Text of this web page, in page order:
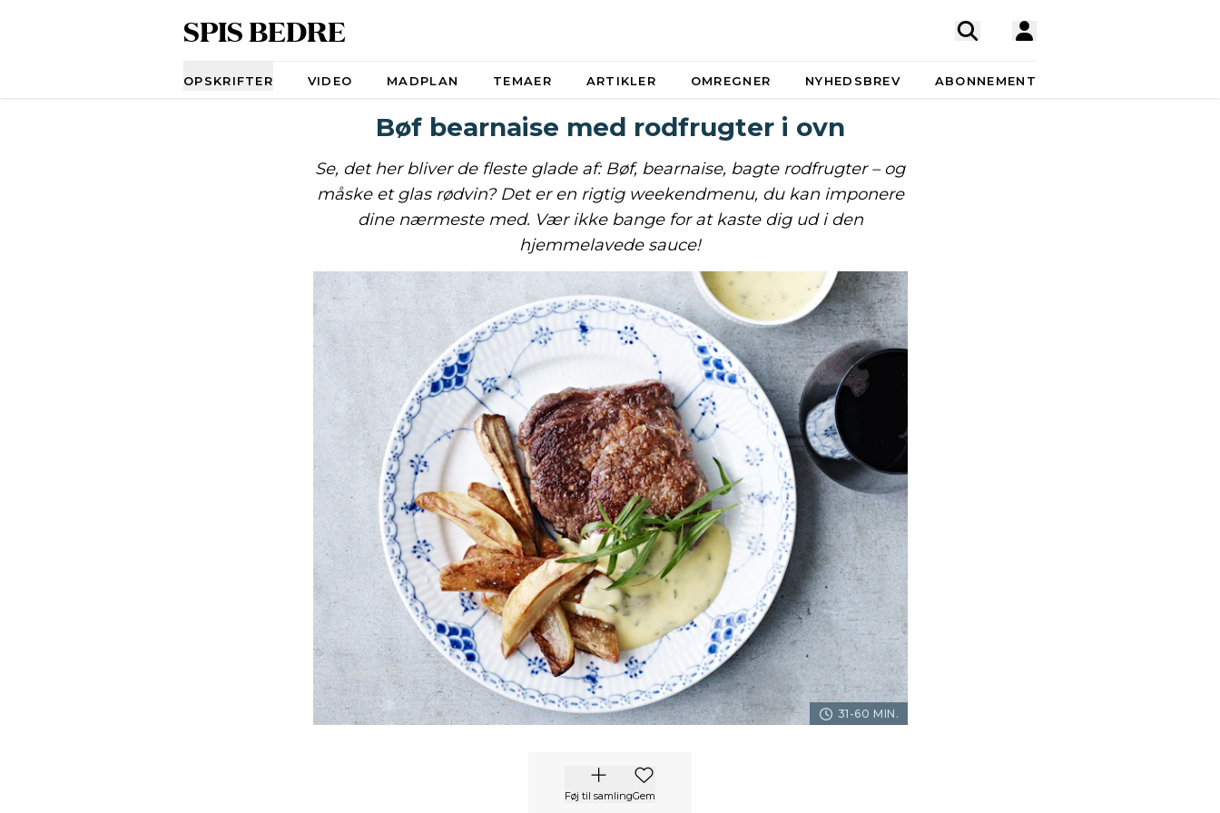
SPIS BEDRE
OPSKRIFTER VIDEO MADPLAN TEMAER ARTIKLER OMREGNER NYHEDSBREV ABONNEMENT
Bøf bearnaise med rodfrugter i ovn
Se, det her bliver de fleste glade af: Bøf, bearnaise, bagte rodfrugter – og
måske et glas rødvin? Det er en rigtig weekendmenu, du kan imponere
dine nærmeste med. Vær ikke bange for at kaste dig ud i den
hjemmelavede sauce!
31-60 MIN.
Føj til samlingGem